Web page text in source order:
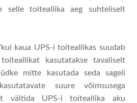
selle toiteallika aeg suhteliselt
kaua UPS-i toiteallikas suudab
kasutatakse tavaliselt
mitte kasutada seda sageli
suure võimsusega
vältida UPS-i toiteallika aku